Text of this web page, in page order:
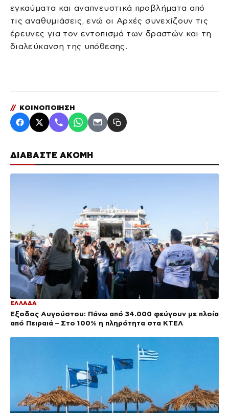
ΔΙΑΒΑΣΤΕ ΑΚΟΜΗ
ΕΛΛΑΔΑ
Έξοδος Αυγούστου: Πάνω από 34.000 φεύγουν με πλοία
από Πειραιά – Στο 100% η πληρότητα στα ΚΤΕΛ
εγκαύματα και αναπνευστικά προβλήματα από
τις αναθυμιάσεις, ενώ οι Αρχές συνεχίζουν τις
έρευνες για τον εντοπισμό των δραστών και τη
διαλεύκανση της υπόθεσης.
// ΚΟΙΝΟΠΟΙΗΣΗ